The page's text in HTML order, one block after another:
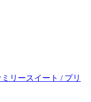
リースイート / プリ